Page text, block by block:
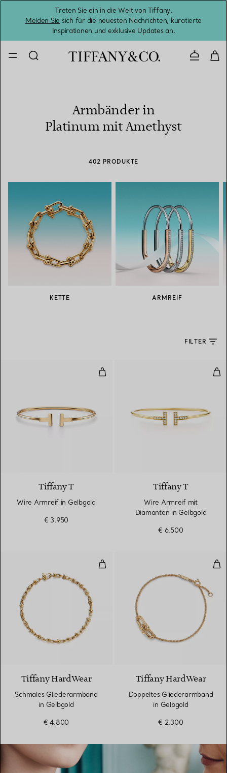
Treten Sie ein in die Welt von Tiffany.
Melden Sie sich für die neuesten Nachrichten, kuratierte
Inspirationen und exklusive Updates an.
Armbänder in
Platinum mit Amethyst
402 PRODUKTE
KETTE ARMREIF
FILTER
Wire Armreif in Gelbgold
Tiffany T
Wire Armreif in Gelbgold
€ 3.950
Tiffany T
Wire Armreif mit
Diamanten in Gelbgold
€ 6.500
Schmales Gliederarmband in
Tiffany HardWear
Schmales Gliederarmband
in Gelbgold
€ 4.800
Tiffany HardWear
Doppeltes Gliederarmband
in Gelbgold
€ 2.300